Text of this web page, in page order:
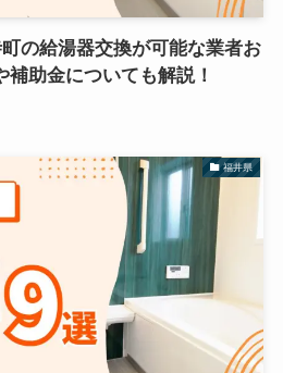
町の給湯器交換が可能な業者お
助金についても解説！
福井県